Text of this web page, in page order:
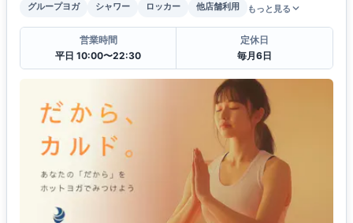
グループヨガ
シャワー ロッカー 他店舗利用 もっと見る
営業時間
平日 10:00〜22:30
定休日
毎月6日